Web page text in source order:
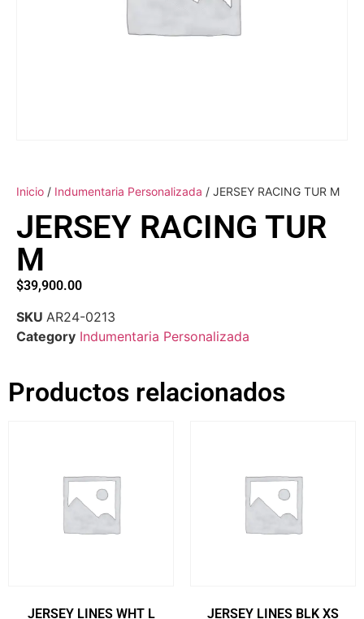
Inicio / Indumentaria Personalizada / JERSEY RACING TUR M
JERSEY RACING TUR
M
$39,900.00
SKU AR24-0213
Category Indumentaria Personalizada
Productos relacionados
JERSEY LINES WHT L JERSEY LINES BLK XS